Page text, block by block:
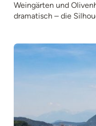
Weingärten und
dramatisch – die